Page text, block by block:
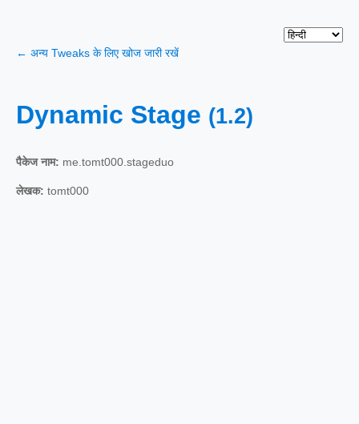
← अन्य Tweaks के लिए खोज जारी रखें
Dynamic Stage (1.2)
पैकेज नाम: me.tomt000.stageduo
लेखक: tomt000